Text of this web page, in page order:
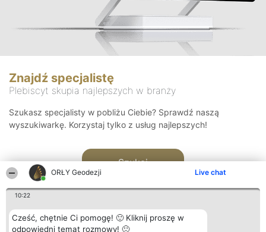
ORŁY Geodezji Live chat
10:22
Cześć, chętnie Ci pomogę! 🙂 Kliknij proszę w
odpowiedni temat rozmowy! 🙂
Znajdź specjalistę
Plebiscyt skupia najlepszych w branży
Szukasz specjalisty w pobliżu Ciebie? Sprawdź naszą
wyszukiwarkę. Korzystaj tylko z usług najlepszych!
Szukaj